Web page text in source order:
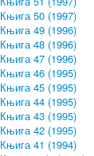
Књига 50 (1997)
Књига 49 (1996)
Књига 48 (1996)
Књига 47 (1996)
Књига 46 (1995)
Књига 45 (1995)
Књига 44 (1995)
Књига 43 (1995)
Књига 42 (1995)
Књига 41 (1994)